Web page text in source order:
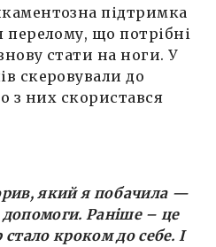
підтримка
перелому, що потрібні
стати на ноги. У
скеровували до
з них скористався
який я побачила —
допомоги. Раніше – це
стало кроком до себе. І